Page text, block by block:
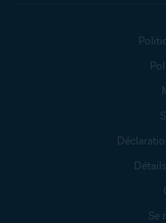
Se